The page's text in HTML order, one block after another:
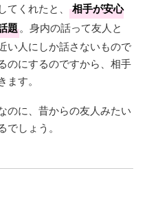
くれたと、
相手が安心
題。身内の話って友人と
い人にしか話さないもので
のにするのですから、相手
す。
のに、昔からの友人みたい
しょう。